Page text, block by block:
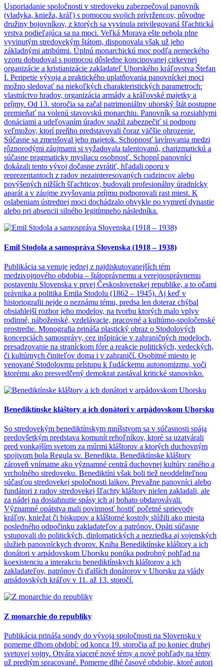
Usporiadanie spoločnosti v stredoveku zabezpečoval panovník
(vladyka, knieža, kráľ) s pomocou svojich prívržencov, pôvodne
družiny bojovníkov, z ktorých sa vyvinula privilegovaná šľachtická
vrstva podieľajúca sa na moci. Veľká Morava ešte nebola plne
vyvinutým stredovekým štátom, disponovala však už jeho
základnými atribútmi. Úplnú monarchickú moc podľa nemeckého
vzoru dobudoval s pomocou dôsledne koncipovanej cirkevnej
organizácie a kristianizácie zakladateľ Uhorského kráľovstva Štefan
I. Peripetie vývoja a praktického uplatňovania panovníckej moci
možno sledovať na niekoľkých charakteristických parametroch:
vlastníctvo hradov, organizácia armády a kráľovské majetky a
príjmy. Od 13. storočia sa začal patrimoniálny uhorský štát postupne
premieňať na volenú stavovskú monarchiu. Panovník sa rozsiahlymi
donáciami a udeľovaním úradov snažil zabezpečiť si podporu
veľmožov, ktorí preňho predstavovali čoraz väčšie ohrozenie.
Súčasne sa zmenšoval jeho majetok. Schopnosť lavírovania medzi
rôznorodými záujmami si vyžadovala talentovanú, charizmatickú a
súčasne pragmaticky mysliacu osobnosť. Schopní panovníci
dokázali tento vývoj dočasne zvrátiť, hľadali oporu v
reprezentantoch z radov nezainteresovaných cudzincov alebo
povýšených nižších šľachticov, budovali profesionálny úradnícky
aparát a v záujme zvyšovania príjmu podporovali rast miest. K
oslabeniam ústrednej moci dochádzalo obvykle po vymretí dynastie
alebo pri absencii silného legitímneho následníka.
Emil Stodola a samospráva Slovenska (1918 – 1938)
Publikácia sa venuje jednej z najdiskutovanejších tém
medzivojnového obdobia – štátoprávnemu a verejnosprávnemu
postaveniu Slovenska v prvej Československej republike, a to očami
právnika a politika Emila Stodolu (1862 – 1945). Aj keď v
historiografii nejde o neznámu tému, predsa len doteraz chýbal
obsiahlejší rozbor jeho modelov, na tvorbu ktorých malo vplyv
rodinné, náboženské, vzdelávacie, pracovné a kultúrno-spoločenské
prostredie. Monografia prináša plastický obraz o Stodolových
koncepciách samosprávy, cez inšpirácie v zahraničných modeloch,
presadzovanie na straníckom fóre a reakcie politických, vedeckých,
či kultúrnych činiteľov doma i v zahraničí. Osobitné miesto je
venované Stodolovmu prístupu k ľudáckemu autonomizmu, voči
ktorému ako presvedčený demokrat zastával kritické stanovisko.
Benediktínske kláštory a ich donátori v arpádovskom Uhorsku
So stredovekým benediktínskym mníšstvom sa v súčasnosti spája
predovšetkým predstava komunít rehoľníkov, ktoré sa uzatvárali
pred vonkajším svetom za múrmi kláštorov a ktorých duchovným
spojivom bola Regula sv. Benedikta. Benediktínske kláštory
zároveň vnímame ako významné centrá duchovnej kultúry raného a
vrcholného stredoveku. Benediktíni však boli tiež neoddeliteľnou
súčasťou stredovekej spoločnosti laikov. Prevažne panovníci alebo
fundátori z radov stredovekej šľachty kláštory nielen zakladali, ale
za nádej na dosiahnutie spásy ich aj bohato obdarovávali.
Významné opátstva mali povinnosť hostiť početné sprievody
kráľov, kniežat či biskupov a kláštorné kostoly slúžili ako miesta
posledného odpočinku zakladateľov a patrónov. Opáti súčasne
vstupovali do politických, diplomatických a nezriedka aj vojenských
služieb panovníckych dvorov. Kniha Benediktínske kláštory a ich
donátori v arpádovskom Uhorsku ponúka podrobný pohľad na
koexistenciu a interakciu benediktínskych kláštorov a ich
zakladateľov, patrónov či ďalších donátorov v Uhorsku za vlády
arpádovských kráľov v 11. až 13. storočí.
Z monarchie do republiky
Publikácia prináša sondy do vývoja spoločnosti na Slovensku v
pomerne dlhom období: od konca 19. storočia až po koniec druhej
svetovej vojny. Otvára viaceré nové témy a nové pohľady na témy
už predtým spracované. Pomerne dlhé časové obdobie, ktoré autori